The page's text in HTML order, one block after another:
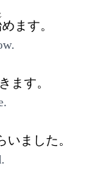
めます。
きます。
ました。